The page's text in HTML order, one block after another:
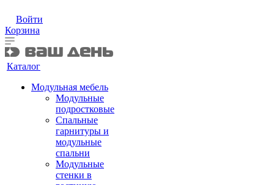
Войти
Корзина
Каталог
Модульная мебель
Модульные
подростковые
Спальные
гарнитуры и
модульные
спальни
Модульные
стенки в